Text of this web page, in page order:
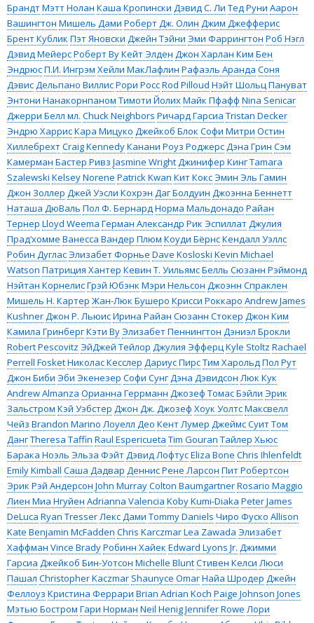
БрандтМэтт Нолан Каша Кропински Дэвид С. Ли Тед Руни Аарон
Вашингтон Мишель Дами Роберт Дж. Олин Джим Джефферис
Брент Кублик Пэт Яновски Джейн Тэйни Эми Фаррингтон Роб Нэгл
Дэвид МейерсРоберт ВуКейт Элден Джон Харлан Ким Бен
ЭндрюсП.И. Ингрэм Хейли МакЛафлин Рафаэль Аранда Соня
ДэвисДельпано ВиллисРори РоссRod Pilloud Нэйт ШольцПануват
Энтони Нанакорнпаном Тимоти ЙолихМайк Пфафф Nina Senicar
Джерри Белл мл. Chuck Neighbors Ричард Гарсиа Tristan Decker
Эндрю ХаррисКара Мицуко Джейкоб Блок Софи Митри Остин
ХиллебрехтCraig KennedyКанани Роуз РоджерсДэна Грин Сэм
Камерман Бастер Ривз Jasmine WrightДжинифер КингTamara
Szalewski Kelsey Norene Patrick Kwan Кит КоксЭмин Эль Гамин
Джон Золлер Джей Уэсли Кохрэн Даг Болдуин Джоэнна Беннетт
Наташа ДюВаль Пол Ф. БернардНорма Мальдонадо Райан
Тернер Lloyd Weema Герман Александр Рик ЭспиллатДжулия
Прад’хомме Ванесса Вандер Плюм Коуди БёрнсКендалл Уэллс
Робин ДугласЭлизабет Форнье Dave Kosloski Kevin Michael
Watson Патриция Хантер Кевин Т. УильямсБелль Сюзанн Рэймонд
Нэйтан КорнелисГрэй Юбэнк Мэри Нельсон Джоэнн Спраклен
Мишель Н. Картер Жан-Люк Бушеро Крисси Роккаро Andrew James
KushnerДжон Р. ЛьюисИрина Райан Сюзанн Стокер Джон Ким
Камила ГринбергКэти ВуЭлизабет Пеннингтон Дэниэл Брокли
Robert Pescovitz ЭйДжей Тейлор Джулия ЭфферцKyle Stoltz Rachael
Perrell FosketНиколас Кесслер Дариус ПирсТим ХарольдПол Рут
Джон Биби Эби Экенезер Софи СунгДэна Дэвидсон Люк Кук
Andrew Almanza Орианна Геррманн Джозеф Томас Бэйли Эрик
Зальстром Кэй Уэбстер Джон Дж. Джозеф Хоук УолтсМаксвелл
Чейз Brandon Marino Лоуелл Део Кент Лумер Джеймс СуитТом
ДангTheresa Taffin Raul Espericueta Tim Gouran Тайлер Хьюс
Барака Ноэль Эльза ФэйтДэвид ЛофтусEliza Bone Chris Ihlenfeldt
Emily Kimball Саша Дадвар Деннис Рене Ларсон Пит Робертсон
Эрик Рэй Андерсон John MurrayColton BaumgartnerRosario Maggio
Лиен Миа Нгуйен Adrianna Valencia Koby Kumi-Diaka Peter James
DeLuca Ryan TresserЛекс Дами Tommy Daniels Чиро Фуско Allison
Kate Benjamin McFadden Chris KarczmarLea Zawada Элизабет
Хаффман Vince BradyРобинн Хайек Edward Lyons Jr. Джимми
Гарсиа Джейкоб Бин-Уотсон Michelle BluntСтивен Келси Люси
Пашал Christopher Kaczmar Shaunyce OmarНайа Шродер Джейн
Феллоуз Кристина Феррари Brian Adrian Koch Paige Johnson Jones
Мэтью Бостром Гари Норман Neil HenigJennifer Rowe Лори